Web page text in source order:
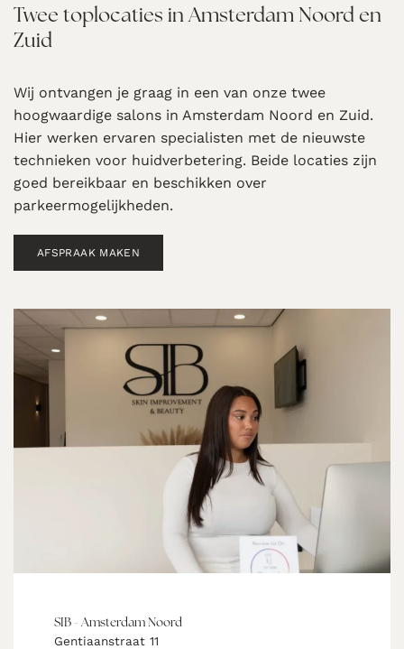
Twee toplocaties in Amsterdam Noord en
Zuid
Wij ontvangen je graag in een van onze twee
hoogwaardige salons in Amsterdam Noord en Zuid.
Hier werken ervaren specialisten met de nieuwste
technieken voor huidverbetering. Beide locaties zijn
goed bereikbaar en beschikken over
parkeermogelijkheden.
AFSPRAAK MAKEN
SIB - Amsterdam Noord
Gentiaanstraat 11